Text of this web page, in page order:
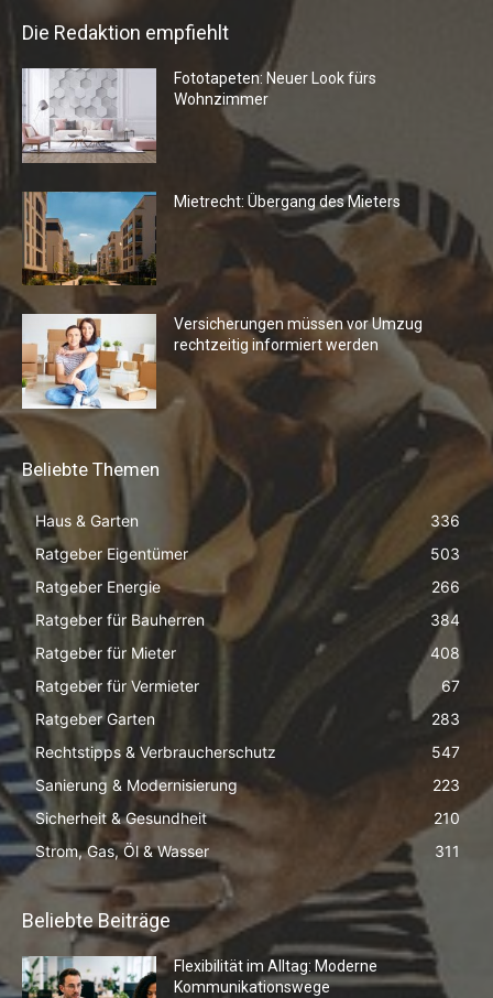
Die Redaktion empfiehlt
Fototapeten: Neuer Look fürs
Wohnzimmer
Mietrecht: Übergang des Mieters
Versicherungen müssen vor Umzug
rechtzeitig informiert werden
Beliebte Themen
Haus & Garten
336
Ratgeber Eigentümer
503
Ratgeber Energie
266
Ratgeber für Bauherren
384
Ratgeber für Mieter
408
Ratgeber für Vermieter
67
Ratgeber Garten
283
Rechtstipps & Verbraucherschutz
547
Sanierung & Modernisierung
223
Sicherheit & Gesundheit
210
Strom, Gas, Öl & Wasser
311
Beliebte Beiträge
Flexibilität im Alltag: Moderne
Kommunikationswege